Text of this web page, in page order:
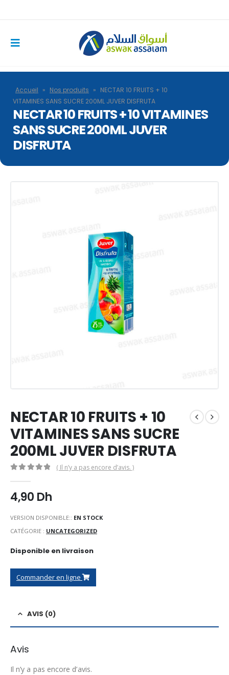
Accueil » Nos produits » NECTAR 10 FRUITS + 10
VITAMINES SANS SUCRE 200ML JUVER DISFRUTA
NECTAR 10 FRUITS + 10 VITAMINES
SANS SUCRE 200ML JUVER
DISFRUTA
NECTAR 10 FRUITS + 10
VITAMINES SANS SUCRE
200ML JUVER DISFRUTA
( Il n’y a pas encore d’avis. )
4,90 Dh
VERSION DISPONIBLE:: EN STOCK
CATÉGORIE : UNCATEGORIZED
Disponible en livraison
Commander en ligne
AVIS (0)
Avis
Il n’y a pas encore d’avis.